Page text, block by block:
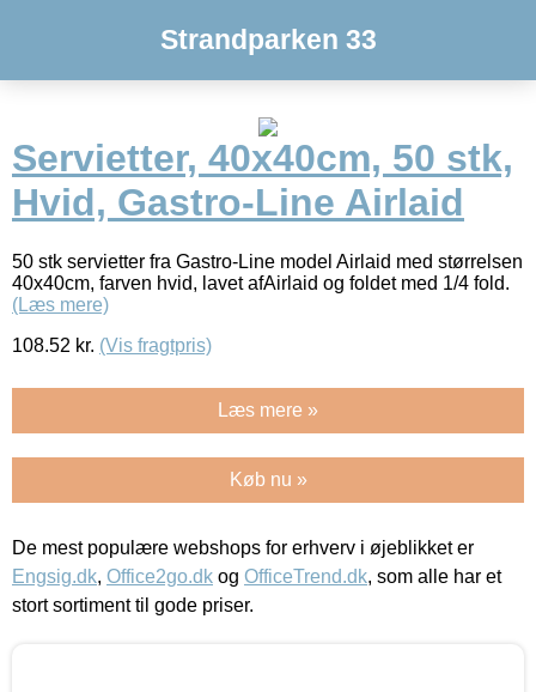
Strandparken 33
Servietter, 40x40cm, 50 stk,
Hvid, Gastro-Line Airlaid
50 stk servietter fra Gastro-Line model Airlaid med størrelsen
40x40cm, farven hvid, lavet afAirlaid og foldet med 1/4 fold.
(Læs mere)
108.52 kr. (Vis fragtpris)
Læs mere »
Køb nu »
De mest populære webshops for erhverv i øjeblikket er
Engsig.dk, Office2go.dk og OfficeTrend.dk, som alle har et
stort sortiment til gode priser.